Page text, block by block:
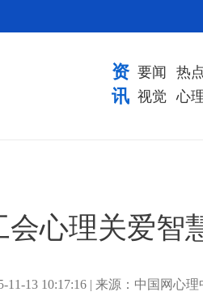
资
讯
要闻 热
视觉 心
会心理关爱智
11-13 10:17:16 | 来源：中国网心